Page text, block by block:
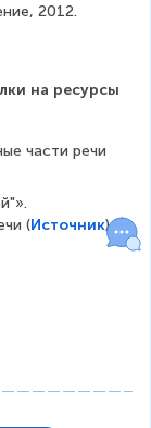
2012.
на ресурсы
части речи
(Источник)